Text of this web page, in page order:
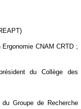
CNAM CRTD ;
du Collège des
Groupe de Recherche